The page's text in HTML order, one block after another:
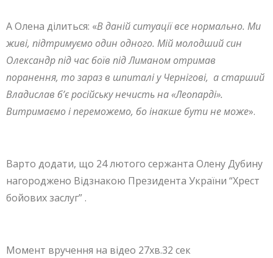
А Олена ділиться: «В даній ситуації все нормально. Ми
живі, підтримуємо один одного. Мій молодший син
Олександр під час боїв під Лиманом отримав
поранення, то зараз в шпиталі у Чернігові, а старший
Владислав б’є російську нечисть на «Леопарді».
Витримаємо і переможемо, бо інакше бути не може».
Варто додати, що 24 лютого сержанта Олену Дубину
нагороджено Відзнакою Президента України “Хрест
бойових заслуг” .
Момент вручення на відео 27хв.32 сек